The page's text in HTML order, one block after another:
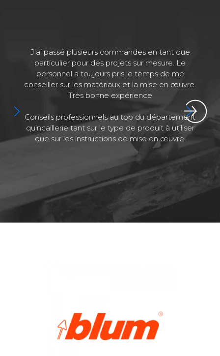
J’ai passé plusieurs commandes en tant que
particulier pour des projets sur mesure. Le
personnel a toujours pris le temps de me
conseiller sur les matériaux et la mise en œuvre.
Très bonne expérience
Conseils professionnels au top du département
quincaillerie tant sur le type de produit à utiliser
que sur les instructions de mise en œuvre.